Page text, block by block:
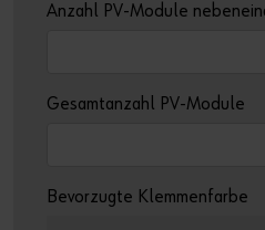
Anzahl PV-Module
Gesamtanzahl PV-Module
Bevorzugte Klemmenfarbe